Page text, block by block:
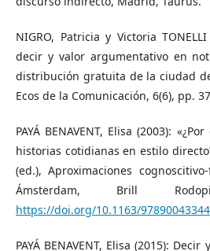
NIGRO, Patricia y Victoria
decir y valor argumentativo en
distribución gratuita de la ciudad
Ecos de la Comunicación, 6(6), pp.
PAYÁ BENAVENT, Elisa (2003):
historias cotidianas en estilo
(ed.), Aproximaciones
Ámsterdam, Brill
https://doi.org/10.1163/
PAYÁ BENAVENT, Elisa (2015):